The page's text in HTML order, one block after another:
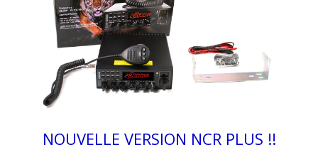
NOUVELLE VERSION NCR PLUS !!